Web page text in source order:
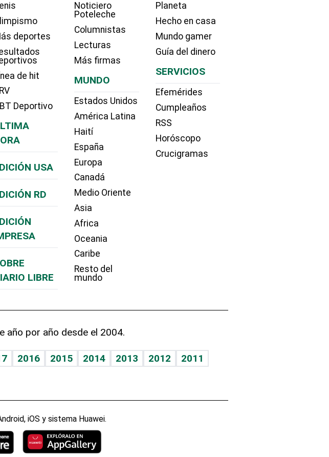
deportes
de hit
Deportivo
USA
RD
LIBRE
Noticiero
Poteleche
Columnistas
Lecturas
Más firmas
MUNDO
Estados Unidos
América Latina
Haití
España
Europa
Canadá
Medio Oriente
Asia
Africa
Oceania
Caribe
Resto del
mundo
Planeta
Hecho en casa
Mundo gamer
Guía del dinero
SERVICIOS
Efemérides
Cumpleaños
RSS
Horóscopo
Crucigramas
año por año desde el 2004.
2016 2015 2014 2013 2012
2011
iOS y sistema Huawei.